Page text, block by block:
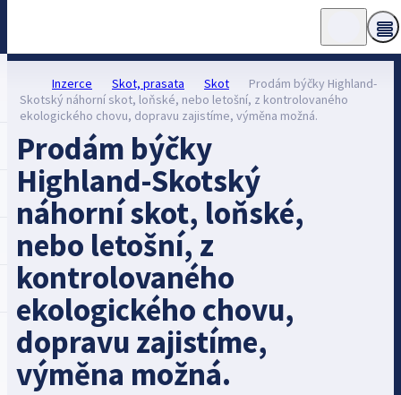
Inzerce Skot, prasata Skot
Prodám býčky Highland-
Skotský náhorní skot, loňské, nebo letošní, z kontrolovaného
ekologického chovu, dopravu zajistíme, výměna možná.
Prodám býčky
Highland-Skotský
náhorní skot, loňské,
nebo letošní, z
kontrolovaného
ekologického chovu,
dopravu zajistíme,
výměna možná.